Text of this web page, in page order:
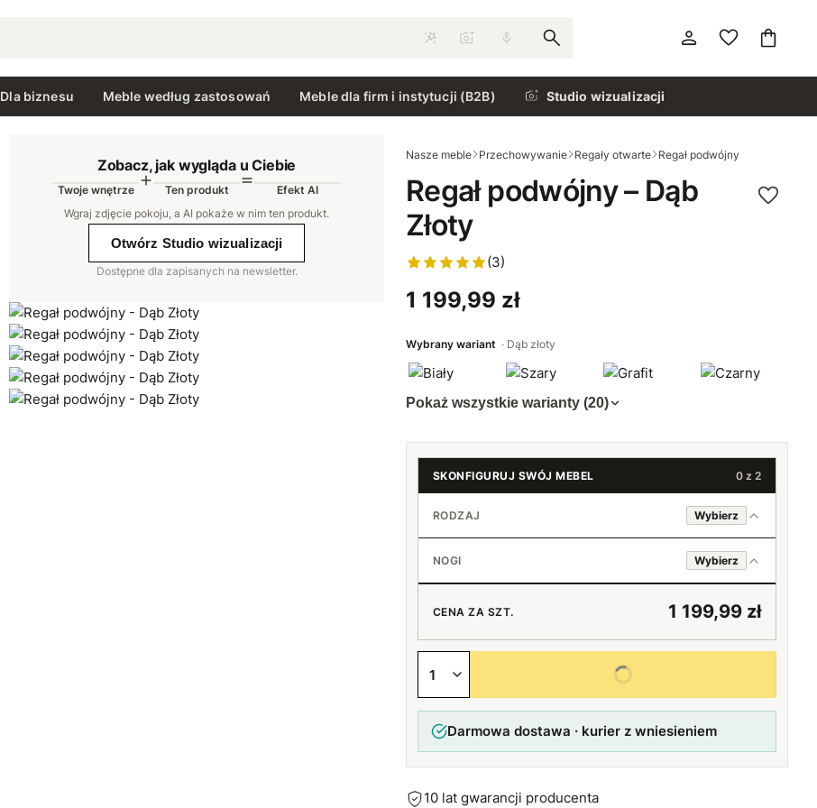
Dla biznesu Meble według zastosowań Meble dla firm i instytucji (B2B) Studio wizualizacji
Zobacz, jak wygląda u Ciebie
Twoje wnętrze Ten produkt
Efekt AI
Wgraj zdjęcie pokoju, a AI pokaże w nim ten produkt.
Otwórz Studio wizualizacji
Dostępne dla zapisanych na newsletter.
Nasze meble Przechowywanie Regały otwarte Regał podwójny
Regał podwójny – Dąb
Złoty
(3)
1 199,99 zł
Wybrany wariant Dąb złoty
Pokaż wszystkie warianty (20)
SKONFIGURUJ SWÓJ MEBEL 0 z 2
RODZAJ Wybierz
Basic 180 cm
+50 zł
NOGI Wybierz
Standard (srebrny)
Czarne
CENA ZA SZT. 1 199,99 zł
Wybierz wszystkie opcje
Darmowa dostawa · kurier z wniesieniem
10 lat gwarancji producenta